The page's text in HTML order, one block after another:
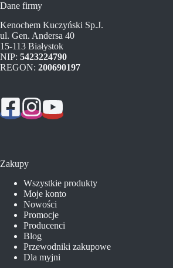
Dane firmy
Kenochem Kuczyński Sp.J.
ul. Gen. Andersa 40
15-113 Białystok
NIP: 5423224790
REGON: 200690197
Zakupy
Wszystkie produkty
Moje konto
Nowości
Promocje
Producenci
Blog
Przewodniki zakupowe
Dla myjni